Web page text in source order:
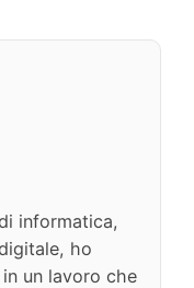
informatica,
ho
un lavoro che